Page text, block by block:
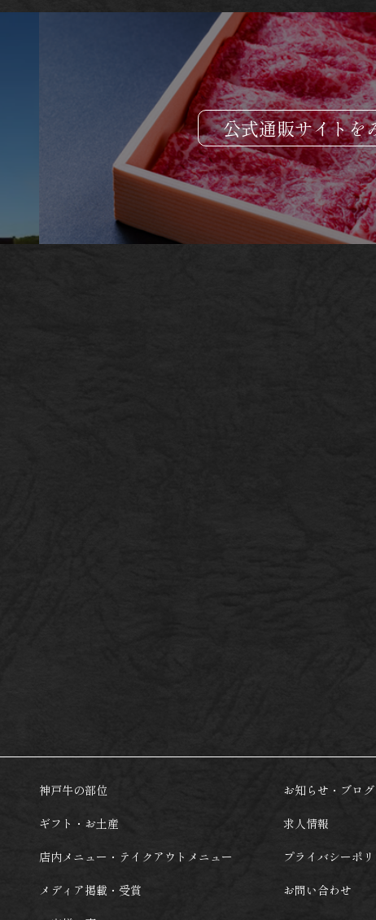
公式通販サイトを
神戸牛の部位
ギフト・お土産
店内メニュー・ テイクアウトメニュー
メディア掲載・受賞
お知らせ・ブログ
求人情報
プライバシーポ
お問い合わせ